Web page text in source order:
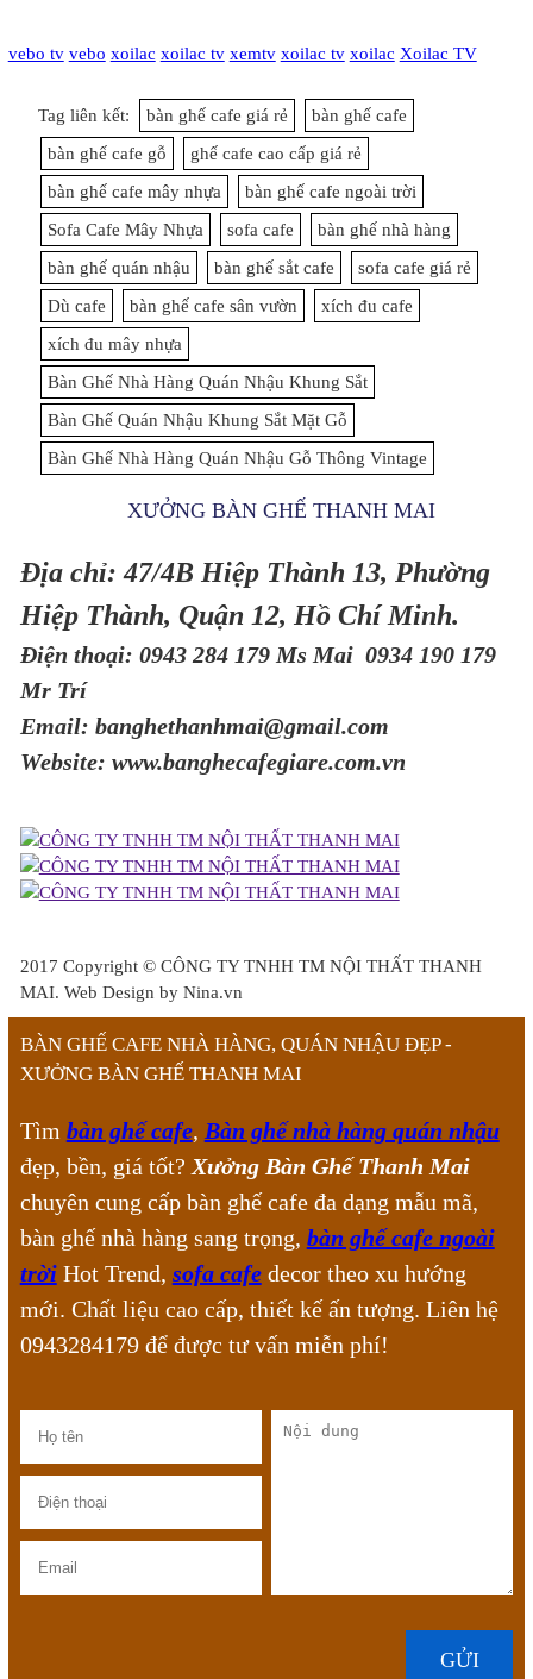
vebo tv vebo xoilac xoilac tv xemtv xoilac tv xoilac Xoilac TV
Tag liên kết: bàn ghế cafe giá rẻ
bàn ghế cafe
bàn ghế cafe gỗ
ghế cafe cao cấp giá rẻ
bàn ghế cafe mây nhựa
bàn ghế cafe ngoài trời
Sofa Cafe Mây Nhựa
sofa cafe
bàn ghế nhà hàng
bàn ghế quán nhậu
bàn ghế sắt cafe
sofa cafe giá rẻ
Dù cafe
bàn ghế cafe sân vườn
xích đu cafe
xích đu mây nhựa
Bàn Ghế Nhà Hàng Quán Nhậu Khung Sắt
Bàn Ghế Quán Nhậu Khung Sắt Mặt Gỗ
Bàn Ghế Nhà Hàng Quán Nhậu Gỗ Thông Vintage
XƯỞNG BÀN GHẾ THANH MAI
Địa chỉ: 47/4B Hiệp Thành 13, Phường
Hiệp Thành, Quận 12, Hồ Chí Minh.
Điện thoại: 0943 284 179 Ms Mai 0934 190 179
Mr Trí
Email: banghethanhmai@gmail.com
Website: www.banghecafegiare.com.vn
2017 Copyright © CÔNG TY TNHH TM NỘI THẤT THANH
MAI. Web Design by Nina.vn
BÀN GHẾ CAFE NHÀ HÀNG, QUÁN NHẬU ĐẸP -
XƯỞNG BÀN GHẾ THANH MAI
Tìm bàn ghế cafe, Bàn ghế nhà hàng quán nhậu
đẹp, bền, giá tốt? Xưởng Bàn Ghế Thanh Mai
chuyên cung cấp bàn ghế cafe đa dạng mẫu mã,
bàn ghế nhà hàng sang trọng, bàn ghế cafe ngoài
trờiHot Trend, sofa cafedecor theo xu hướng
mới. Chất liệu cao cấp, thiết kế ấn tượng. Liên hệ
0943284179 để được tư vấn miễn phí!